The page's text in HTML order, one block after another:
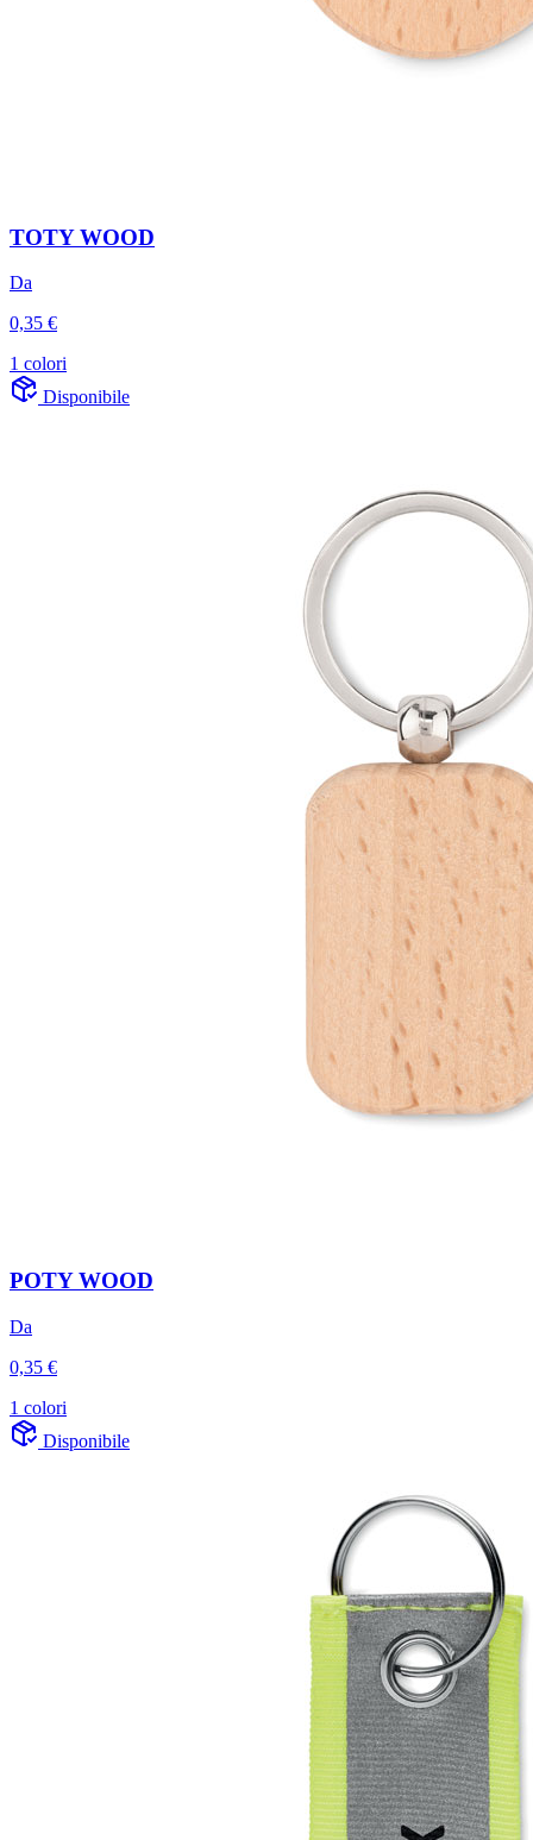
TOTY WOOD
Da
0,35 €
1 colori
Disponibile
POTY WOOD
Da
0,35 €
1 colori
Disponibile